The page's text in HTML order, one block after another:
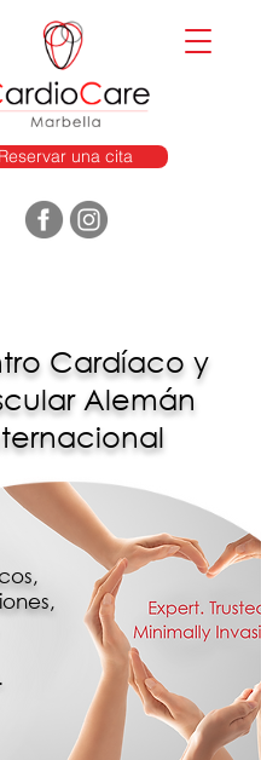
Reservar una cita
Cardíaco y
Alemán